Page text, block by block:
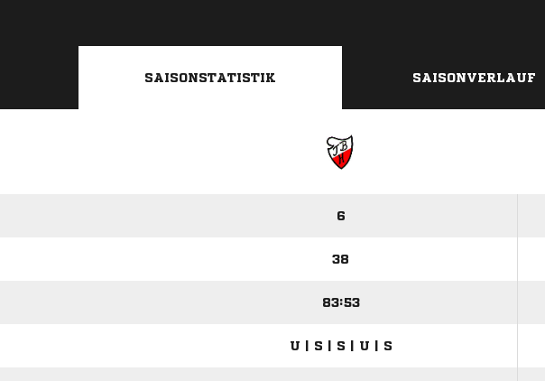
SAISONSTATISTIK SAISONVERLAUF
6
38
83:53
U | S | S | U | S